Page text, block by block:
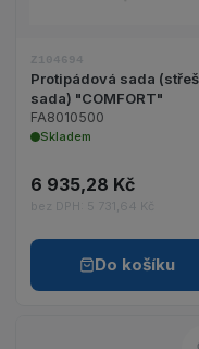
Z104694
Protipádová sada
sada) "COMFORT"
FA8010500
Skladem
6 935,28 Kč
bez DPH: 5 731,64 Kč
Do košíku